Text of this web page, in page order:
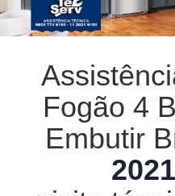
Fogão 4
Embutir